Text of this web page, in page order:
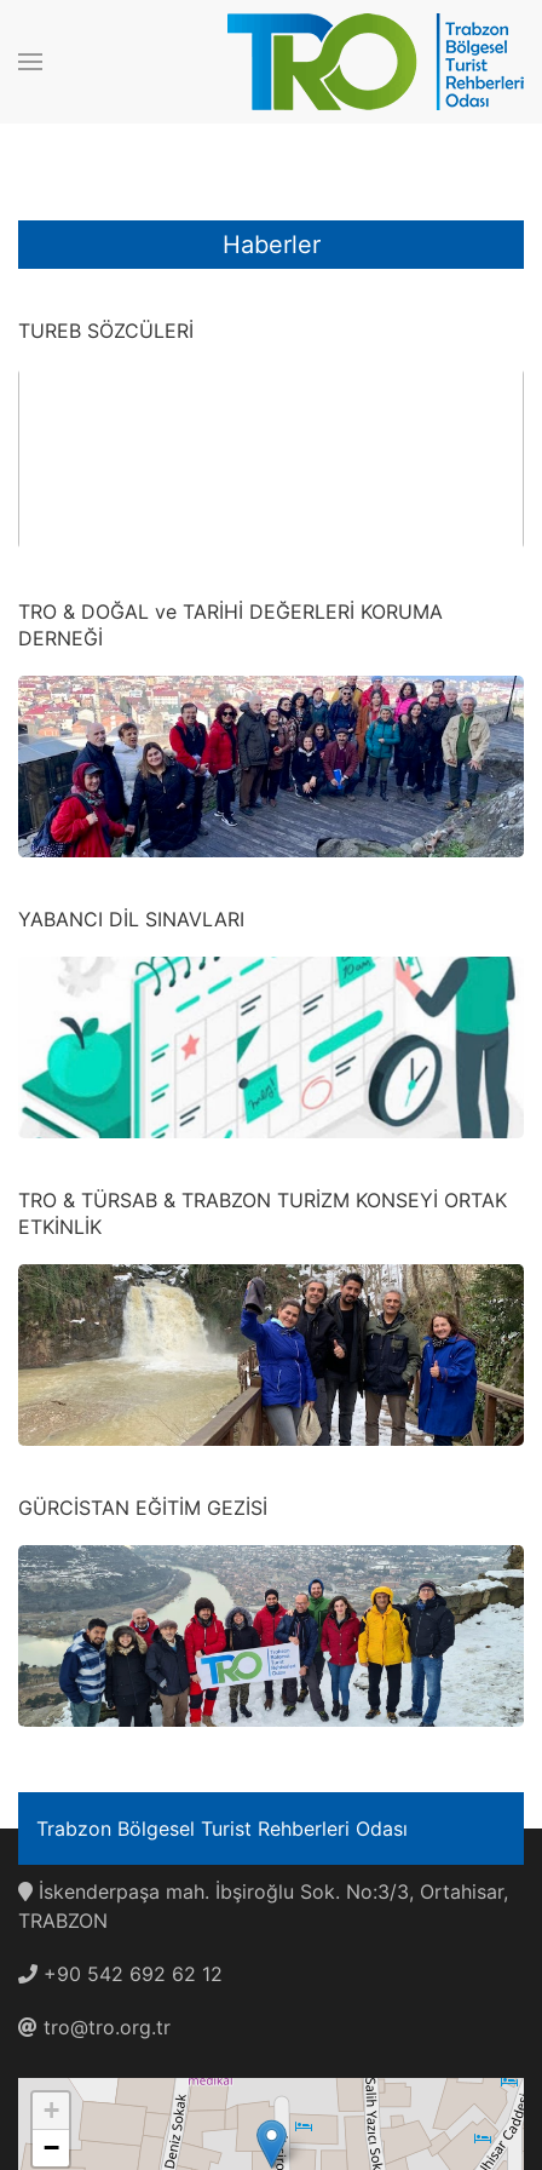
Haberler
TUREB SÖZCÜLERİ
TRO & DOĞAL ve TARİHİ DEĞERLERİ KORUMA
DERNEĞİ
YABANCI DİL SINAVLARI
TRO & TÜRSAB & TRABZON TURİZM KONSEYİ ORTAK
ETKİNLİK
GÜRCİSTAN EĞİTİM GEZİSİ
Trabzon Bölgesel Turist Rehberleri Odası
İskenderpaşa mah. İbşiroğlu Sok. No:3/3, Ortahisar,
TRABZON
+90 542 692 62 12
tro@tro.org.tr
+
−